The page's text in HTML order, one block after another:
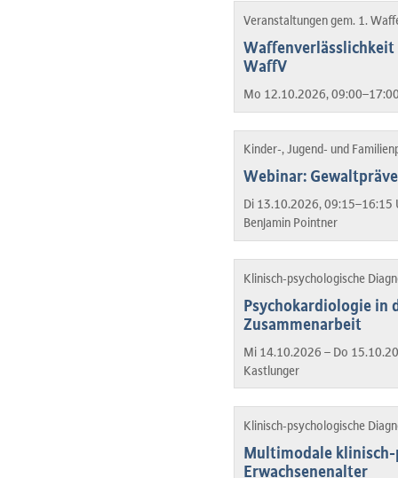
Veranstaltungen gem. 1.
Waffenverlässlichkeit
WaffV
Mo 12.10.2026,
Kinder-, Jugend- und
Webinar:
Di 13.10.2026, 09:15–16:15
Benjamin Pointner
Klinisch-psychologische
Psychokardiologie in
Zusammenarbeit
Mi 14.10.2026 – Do
Kastlunger
Klinisch-psychologische
Multimodale klinisch-
Erwachsenenalter